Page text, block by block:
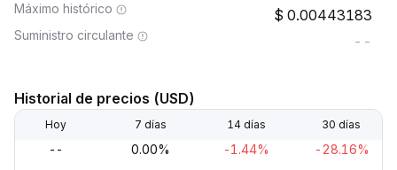
Máximo histórico 0.00443183
Suministro circulante --
Historial de precios (USD)
Hoy 7 días 14 días 30 días
-- 0.00% -1.44% -28.16%